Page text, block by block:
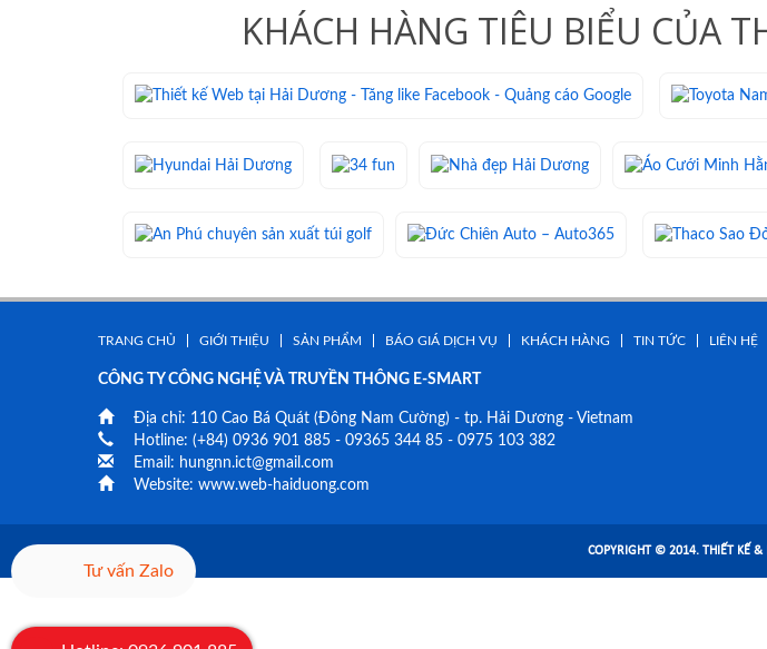
KHÁCH HÀNG TIÊU BIỂU CỦA
TRANG CHỦ GIỚI THIỆU SẢN PHẨM BÁO GIÁ DỊCH VỤ KHÁCH HÀNG TIN TỨC LIÊN HỆ
CÔNG TY CÔNG NGHỆ VÀ TRUYỀN THÔNG E-SMART
Địa chỉ: 110 Cao Bá Quát (Đông Nam Cường) - tp. Hải Dương - Vietnam
Hotline: (+84) 0936 901 885 - 09365 344 85 - 0975 103 382
Email: hungnn.ict@gmail.com
Website: www.web-haiduong.com
Tư vấn Zalo
COPYRIGHT © 2014. THIẾT KẾ &